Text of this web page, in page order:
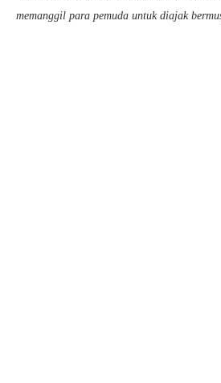
memanggil para pemuda untuk diajak